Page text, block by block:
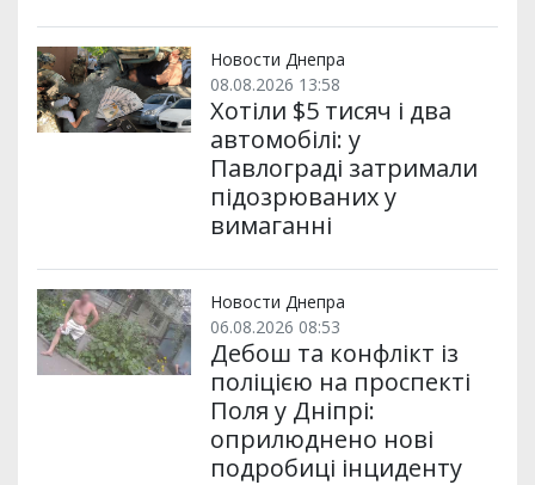
Новости Днепра
08.08.2026 13:58
Хотіли $5 тисяч і два
автомобілі: у
Павлограді затримали
підозрюваних у
вимаганні
Новости Днепра
06.08.2026 08:53
Дебош та конфлікт із
поліцією на проспекті
Поля у Дніпрі:
оприлюднено нові
подробиці інциденту